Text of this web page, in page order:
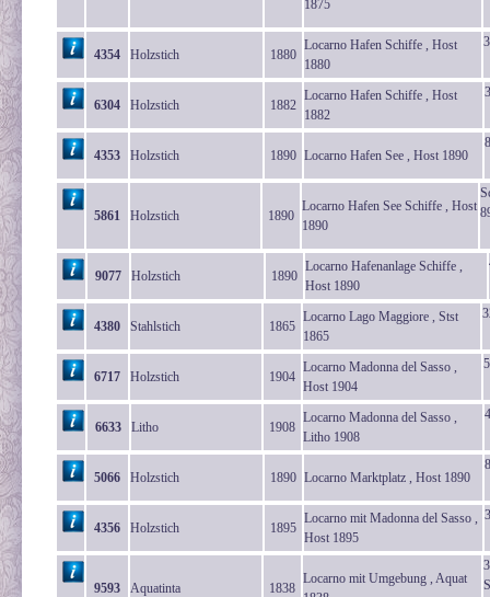
1875
4354 Holzstich 1880
Locarno Hafen Schiffe , Host
1880
6304 Holzstich 1882
Locarno Hafen Schiffe , Host
1882
4353 Holzstich 1890 Locarno Hafen See , Host 1890
5861 Holzstich 1890
Locarno Hafen See Schiffe , Host
1890
9077 Holzstich 1890
Locarno Hafenanlage Schiffe ,
Host 1890
4380 Stahlstich 1865
Locarno Lago Maggiore , Stst
1865
6717 Holzstich 1904
Locarno Madonna del Sasso ,
Host 1904
6633 Litho 1908
Locarno Madonna del Sasso ,
Litho 1908
5066 Holzstich 1890 Locarno Marktplatz , Host 1890
4356 Holzstich 1895
Locarno mit Madonna del Sasso ,
Host 1895
9593 Aquatinta 1838
Locarno mit Umgebung , Aquat